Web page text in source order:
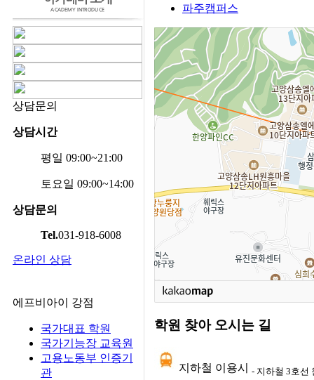
상담문의
상담시간
평일 09:00~21:00
토요일 09:00~14:00
상담문의
Tel.031-918-6008
온라인 상담
에프비아이 강점
국가대표 학원
국가기능장 교육원
고용노동부 인증기
관
파주캠퍼스
학원 찾아 오시는 길
지하철 이용시 - 지하철 3호선